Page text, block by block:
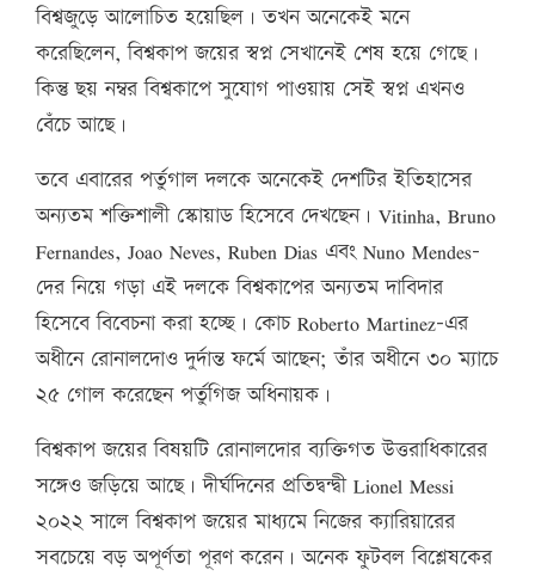
বিশ্বজুড়ে আলোচিত হয়েছিল। তখন অনেকেই মনে
করেছিলেন, বিশ্বকাপ জয়ের স্বপ্ন সেখানেই শেষ হয়ে গেছে।
কিন্তু ছয় নম্বর বিশ্বকাপে সুযোগ পাওয়ায় সেই স্বপ্ন এখনও
বেঁচে আছে।
তবে এবারের পর্তুগাল দলকে অনেকেই দেশটির ইতিহাসের
অন্যতম শক্তিশালী স্কোয়াড হিসেবে দেখছেন। Vitinha, Bruno
Fernandes, Joao Neves, Ruben Dias এবং Nuno Mendes-
দের নিয়ে গড়া এই দলকে বিশ্বকাপের অন্যতম দাবিদার
হিসেবে বিবেচনা করা হচ্ছে। কোচ Roberto Martinez-এর
অধীনে রোনালদোও দুর্দান্ত ফর্মে আছেন; তাঁর অধীনে ৩০ ম্যাচে
২৫ গোল করেছেন পর্তুগিজ অধিনায়ক।
বিশ্বকাপ জয়ের বিষয়টি রোনালদোর ব্যক্তিগত উত্তরাধিকারের
সঙ্গেও জড়িয়ে আছে। দীর্ঘদিনের প্রতিদ্বন্দ্বী Lionel Messi
২০২২ সালে বিশ্বকাপ জয়ের মাধ্যমে নিজের ক্যারিয়ারের
সবচেয়ে বড় অপূর্ণতা পূরণ করেন। অনেক ফুটবল বিশ্লেষকের